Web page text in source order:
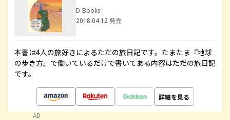
D-Books
2018.04.12 発売
本書は4人の旅好きによるただの旅日記です。たまたま『地球
の歩き方』で働いているだけで書いてある内容はただの旅日記
です。
詳細を見る
AD